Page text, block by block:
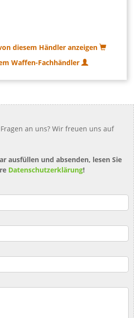
diesem Händler anzeigen
Waffen-Fachhändler
an uns? Wir freuen uns auf
ausfüllen und absenden, lesen Sie
Datenschutzerklärung!